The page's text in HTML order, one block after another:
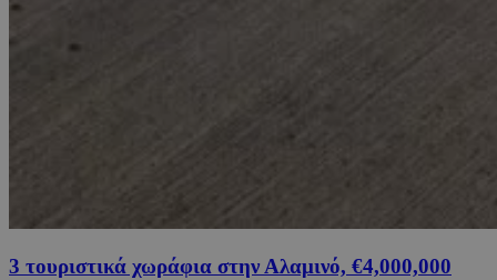
3 τουριστικά χωράφια στην Αλαμινό, €4,000,000